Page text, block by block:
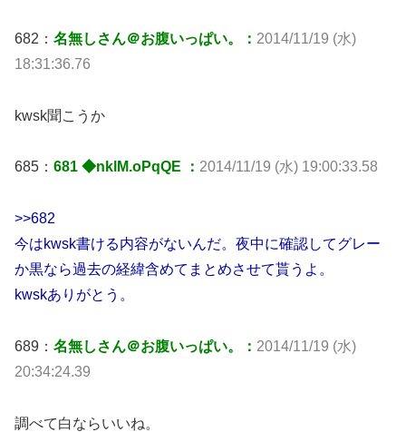
682： 名無しさん＠お腹いっぱい。： 2014/11/19 (水)
18:31:36.76
kwsk聞こうか
685： 681 ◆nklM.oPqQE ： 2014/11/19 (水) 19:00:33.58
>>682
今はkwsk書ける内容がないんだ。夜中に確認してグレー
か黒なら過去の経緯含めてまとめさせて貰うよ。
kwskありがとう。
689： 名無しさん＠お腹いっぱい。： 2014/11/19 (水)
20:34:24.39
調べて白ならいいね。